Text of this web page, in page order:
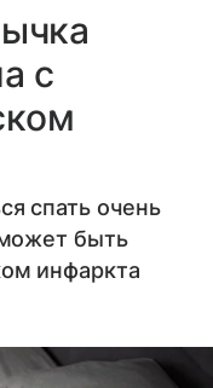
с
спать очень
быть
инфаркта